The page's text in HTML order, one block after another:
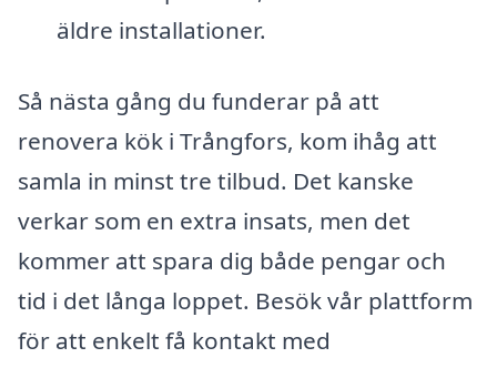
äldre installationer.
Så nästa gång du funderar på att
renovera kök i Trångfors, kom ihåg att
samla in minst tre tilbud. Det kanske
verkar som en extra insats, men det
kommer att spara dig både pengar och
tid i det långa loppet. Besök vår plattform
för att enkelt få kontakt med